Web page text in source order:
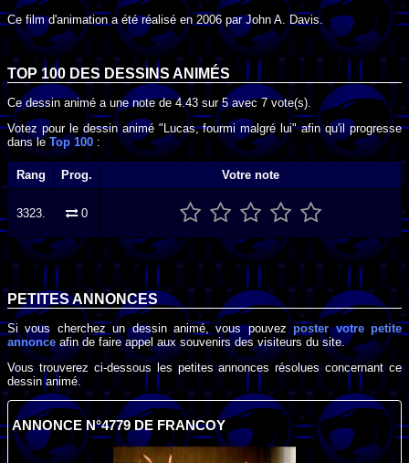
Ce film d'animation a été réalisé en 2006 parJohn A. Davis.
TOP 100 DES DESSINS ANIMÉS
Ce dessin animé a une note de4.43 sur5 avec7vote(s).
Votez pour le dessin animé "Lucas, fourmi malgré lui" afin qu'il progresse
dans le Top 100 :
Rang Prog. Votre note
3323. 0
PETITES ANNONCES
Si vous cherchez un dessin animé, vous pouvezposter votre petite
annonceafin de faire appel aux souvenirs des visiteurs du site.
Vous trouverez ci-dessous les petites annonces résolues concernant ce
dessin animé.
ANNONCE N°4779 DE FRANCOY